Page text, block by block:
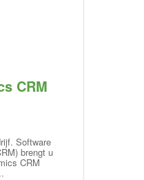
CRM
Software
brengt u
CRM